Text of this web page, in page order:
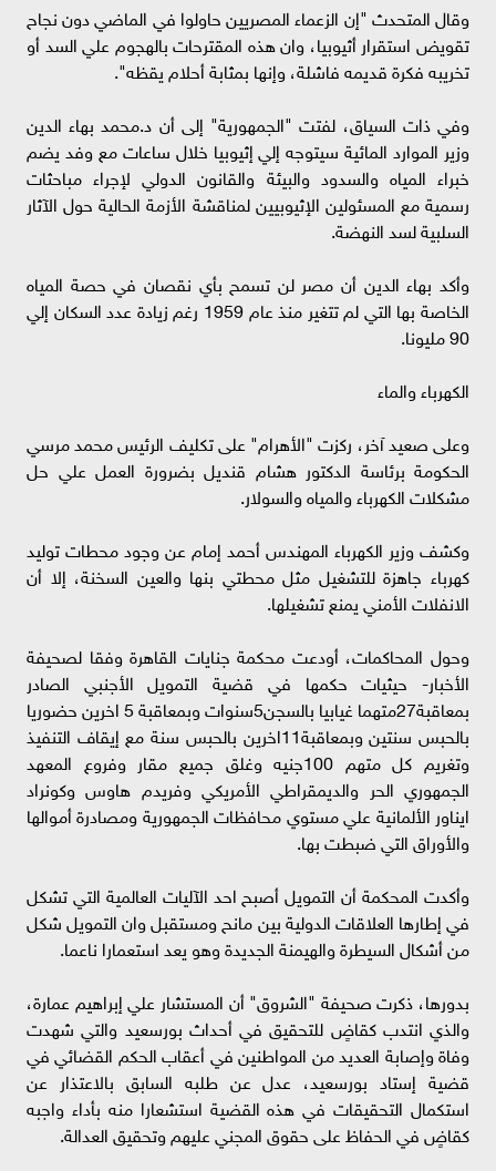
وقال المتحدث "إن الزعماء المصريين حاولوا في الماضي دون نجاح
تقويض استقرار أثيوبيا، وان هذه المقترحات بالهجوم علي السد أو
تخريبه فكرة قديمه فاشلة، وإنها بمثابة أحلام يقظه".
وفي ذات السياق، لفتت "الجمهورية" إلى أن د.محمد بهاء الدين
وزير الموارد المائية سيتوجه إلي إثيوبيا خلال ساعات مع وفد يضم
خبراء المياه والسدود والبيئة والقانون الدولي لإجراء مباحثات
رسمية مع المسئولين الإثيوبيين لمناقشة الأزمة الحالية حول الآثار
السلبية لسد النهضة.
وأكد بهاء الدين أن مصر لن تسمح بأي نقصان في حصة المياه
الخاصة بها التي لم تتغير منذ عام 1959 رغم زيادة عدد السكان إلي
90 مليونا.
الكهرباء والماء
وعلى صعيد آخر، ركزت "الأهرام" على تكليف الرئيس محمد مرسي
الحكومة برئاسة الدكتور هشام قنديل بضرورة العمل علي حل
مشكلات الكهرباء والمياه والسولار.
وكشف وزير الكهرباء المهندس أحمد إمام عن وجود محطات توليد
كهرباء جاهزة للتشغيل مثل محطتي بنها والعين السخنة، إلا أن
الانفلات الأمني يمنع تشغيلها.
وحول المحاكمات، أودعت محكمة جنايات القاهرة وفقا لصحيفة
الأخبار- حيثيات حكمها في قضية التمويل الأجنبي الصادر
بمعاقبة27متهما غيابيا بالسجن5سنوات وبمعاقبة 5 اخرين حضوريا
بالحبس سنتين وبمعاقبة11اخرين بالحبس سنة مع إيقاف التنفيذ
وتغريم كل متهم 100جنيه وغلق جميع مقار وفروع المعهد
الجمهوري الحر والديمقراطي الأمريكي وفريدم هاوس وكونراد
ايناور الألمانية علي مستوي محافظات الجمهورية ومصادرة أموالها
والأوراق التي ضبطت بها.
وأكدت المحكمة أن التمويل أصبح احد الآليات العالمية التي تشكل
في إطارها العلاقات الدولية بين مانح ومستقبل وان التمويل شكل
من أشكال السيطرة والهيمنة الجديدة وهو يعد استعمارا ناعما.
بدورها، ذكرت صحيفة "الشروق" أن المستشار علي إبراهيم عمارة،
والذي انتدب كقاضٍ للتحقيق في أحداث بورسعيد والتي شهدت
وفاة وإصابة العديد من المواطنين في أعقاب الحكم القضائي في
قضية إستاد بورسعيد، عدل عن طلبه السابق بالاعتذار عن
استكمال التحقيقات في هذه القضية استشعارا منه بأداء واجبه
كقاضٍ في الحفاظ على حقوق المجني عليهم وتحقيق العدالة.